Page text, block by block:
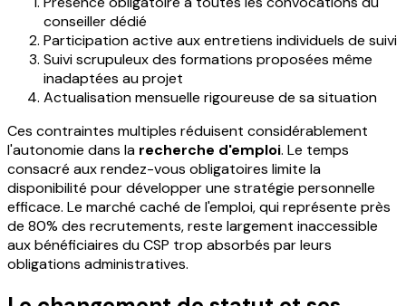
conseiller dédié
Participation active aux entretiens individuels de suivi
Suivi scrupuleux des formations proposées même
inadaptées au projet
Actualisation mensuelle rigoureuse de sa situation
Ces contraintes multiples réduisent considérablement
l'autonomie dans la recherche d'emploi. Le temps
consacré aux rendez-vous obligatoires limite la
disponibilité pour développer une stratégie personnelle
efficace. Le marché caché de l'emploi, qui représente près
de 80% des recrutements, reste largement inaccessible
aux bénéficiaires du CSP trop absorbés par leurs
obligations administratives.